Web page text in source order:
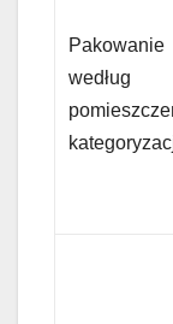
Pakowanie
według